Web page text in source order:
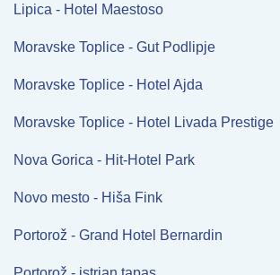
Lipica - Hotel Maestoso
Moravske Toplice - Gut Podlipje
Moravske Toplice - Hotel Ajda
Moravske Toplice - Hotel Livada Prestige
Nova Gorica - Hit-Hotel Park
Novo mesto - Hiša Fink
Portorož - Grand Hotel Bernardin